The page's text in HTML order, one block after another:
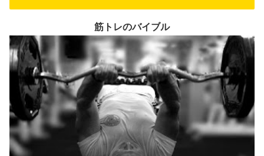
筋トレのバイブル